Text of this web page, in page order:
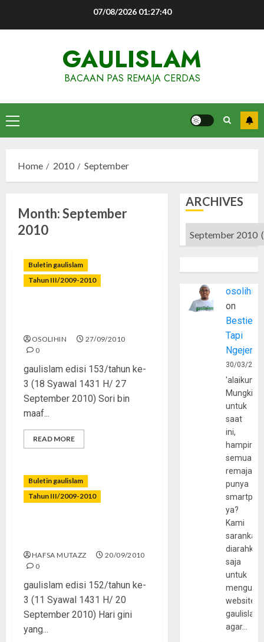
07/08/2026 01:27:40
GAULISLAM
BACAAN PAS REMAJA CERDAS
Primary
Menu
Home 2010 September
Month:September
2010
Buletin gaulislam
Tahun III/2009-2010
OSOLIHIN
27/09/2010
0
gaulislam edisi 153/tahun ke-
3 (18 Syawal 1431 H/ 27
September 2010) Sori bin
maaf...
READ MORE
Buletin gaulislam
Tahun III/2009-2010
HAFSA MUTAZZ
20/09/2010
0
gaulislam edisi 152/tahun ke-
3 (11 Syawal 1431 H/ 20
September 2010) Hari gini
yang...
ARCHIVES
Archives
osolihin
on
Bestie
Tapi
30/03/
Mungkin
untuk
saat
ini,
hampir
semua
remaja
punya
ya?
Kami
sarankan,
diarahkan
saja
untuk
website
agar…